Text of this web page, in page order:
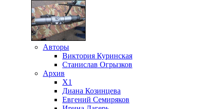
Авторы
Виктория Куринская
Станислав Огрызков
Архив
X1
Диана Козинцева
Евгений Семиряков